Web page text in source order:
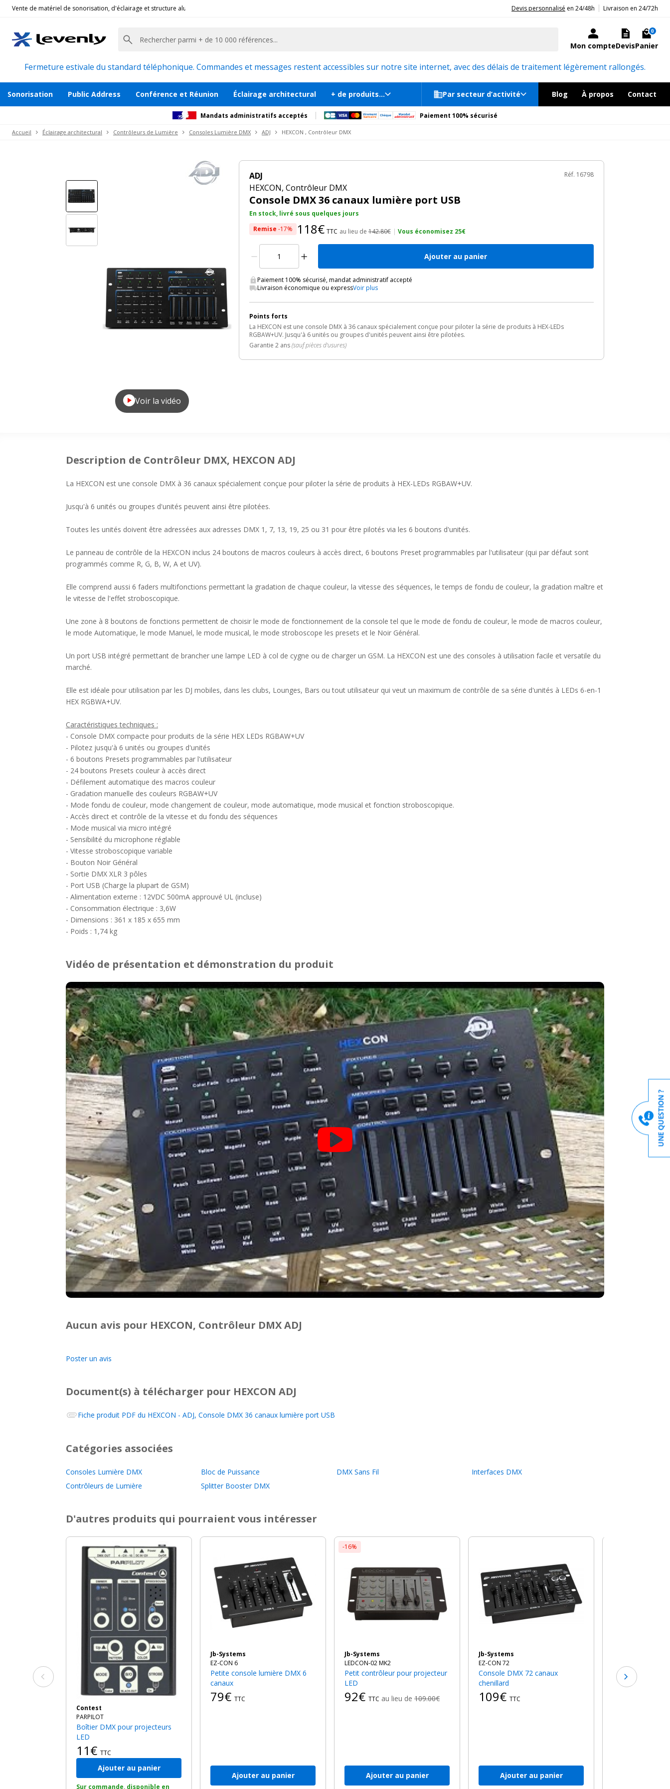
Vente de matériel de sonorisation, d'éclairage et structure alu pour l'évènementiel et la communication, stand exposition, scène, podium et estrade, etc. | 20ans d'expérience aux côtés des professionnels et acteurs publics.
Devis personnalisé en 24/48h Livraison en 24/72h
Mon compteDevisPanier
0
Fermeture estivale du standard téléphonique. Commandes et messages restent accessibles sur notre site internet, avec des délais de traitement légèrement rallongés.
Sonorisation Public Address Conférence et Réunion Éclairage architectural + de produits... Par secteur d’activité Blog À propos Contact
Mandats administratifs acceptés Paiement 100% sécurisé
Accueil Éclairage architectural Contrôleurs de Lumière Consoles Lumière DMX ADJ HEXCON , Contrôleur DMX
Voir la vidéo
ADJ
HEXCON, Contrôleur DMX
Console DMX 36 canaux lumière port USB
Réf. 16798
En stock, livré sous quelques jours
Remise -17% 118€ TTC au lieu de142.80€ | Vous économisez 25€
Ajouter au panier
Paiement 100% sécurisé, mandat administratif accepté
Livraison économique ou expressVoir plus
Points forts
La HEXCON est une console DMX à 36 canaux spécialement conçue pour piloter la série de produits à HEX-LEDs
RGBAW+UV. Jusqu'à 6 unités ou groupes d'unités peuvent ainsi être pilotées.
Garantie 2 ans(sauf pièces d'usures)
Description de Contrôleur DMX, HEXCON ADJ
La HEXCON est une console DMX à 36 canaux spécialement conçue pour piloter la série de produits à HEX-LEDs RGBAW+UV.
Jusqu'à 6 unités ou groupes d'unités peuvent ainsi être pilotées.
Toutes les unités doivent être adressées aux adresses DMX 1, 7, 13, 19, 25 ou 31 pour être pilotés via les 6 boutons d'unités.
Le panneau de contrôle de la HEXCON inclus 24 boutons de macros couleurs à accès direct, 6 boutons Preset programmables par l'utilisateur (qui par défaut sont
programmés comme R, G, B, W, A et UV).
Elle comprend aussi 6 faders multifonctions permettant la gradation de chaque couleur, la vitesse des séquences, le temps de fondu de couleur, la gradation maître et
le vitesse de l'effet stroboscopique.
Une zone à 8 boutons de fonctions permettent de choisir le mode de fonctionnement de la console tel que le mode de fondu de couleur, le mode de macros couleur,
le mode Automatique, le mode Manuel, le mode musical, le mode stroboscope les presets et le Noir Général.
Un port USB intégré permettant de brancher une lampe LED à col de cygne ou de charger un GSM. La HEXCON est une des consoles à utilisation facile et versatile du
marché.
Elle est idéale pour utilisation par les DJ mobiles, dans les clubs, Lounges, Bars ou tout utilisateur qui veut un maximum de contrôle de sa série d'unités à LEDs 6-en-1
HEX RGBWA+UV.
Caractéristiques techniques :
- Console DMX compacte pour produits de la série HEX LEDs RGBAW+UV
- Pilotez jusqu'à 6 unités ou groupes d'unités
- 6 boutons Presets programmables par l'utilisateur
- 24 boutons Presets couleur à accès direct
- Défilement automatique des macros couleur
- Gradation manuelle des couleurs RGBAW+UV
- Mode fondu de couleur, mode changement de couleur, mode automatique, mode musical et fonction stroboscopique.
- Accès direct et contrôle de la vitesse et du fondu des séquences
- Mode musical via micro intégré
- Sensibilité du microphone réglable
- Vitesse stroboscopique variable
- Bouton Noir Général
- Sortie DMX XLR 3 pôles
- Port USB (Charge la plupart de GSM)
- Alimentation externe : 12VDC 500mA approuvé UL (incluse)
- Consommation électrique : 3,6W
- Dimensions : 361 x 185 x 655 mm
- Poids : 1,74 kg
Vidéo de présentation et démonstration du produit
Aucun avis pour HEXCON, Contrôleur DMX ADJ
Poster un avis
Document(s) à télécharger pour HEXCON ADJ
Fiche produit PDF du HEXCON - ADJ, Console DMX 36 canaux lumière port USB
Catégories associées
Consoles Lumière DMX Bloc de Puissance DMX Sans Fil
Interfaces DMX
Contrôleurs de Lumière
Splitter Booster DMX
D'autres produits qui pourraient vous intéresser
Contest
PARPILOT
Boîtier DMX pour projecteurs
LED
11€ TTC
Ajouter au panier
Sur commande, disponible en
Jb-Systems
EZ-CON 6
Petite console lumière DMX 6
canaux
79€ TTC
Ajouter au panier
-16%
Jb-Systems
LEDCON-02 MK2
Petit contrôleur pour projecteur
LED
92€ TTC au lieu de 109.00€
Ajouter au panier
Jb-Systems
EZ-CON 72
Console DMX 72 canaux
chenillard
109€ TTC
Ajouter au panier